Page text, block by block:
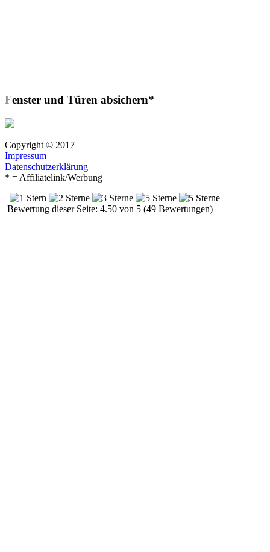
Fenster und Türen absichern*
Copyright © 2017
Impressum
Datenschutzerklärung
* = Affiliatelink/Werbung
Bewertung dieser Seite: 4.50 von 5 (49 Bewertungen)